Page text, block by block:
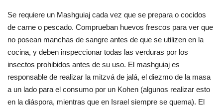
Se requiere un Mashguiaj cada vez que se prepara o cocidos
de carne o pescado. Comprueban huevos frescos para ver que
no posean manchas de sangre antes de que se utilizen en la
cocina, y deben inspeccionar todas las verduras por los
insectos prohibidos antes de su uso. El mashguiaj es
responsable de realizar la mitzvá de jalá, el diezmo de la masa
a un lado para el consumo por un Kohen (algunos realizar esto
en la diáspora, mientras que en Israel siempre se quema). El